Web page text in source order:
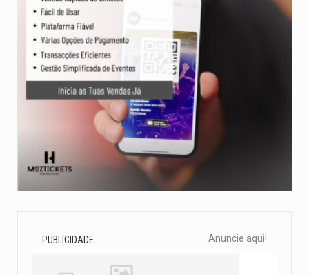
PUBLICIDADE Anuncie aqui!